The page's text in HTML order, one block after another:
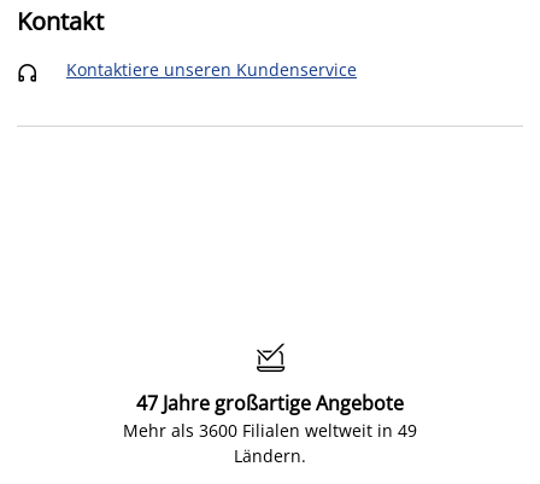
Kontakt
 Kontaktiere unseren Kundenservice

47 Jahre großartige Angebote
Mehr als 3600 Filialen weltweit in 49
Ländern.